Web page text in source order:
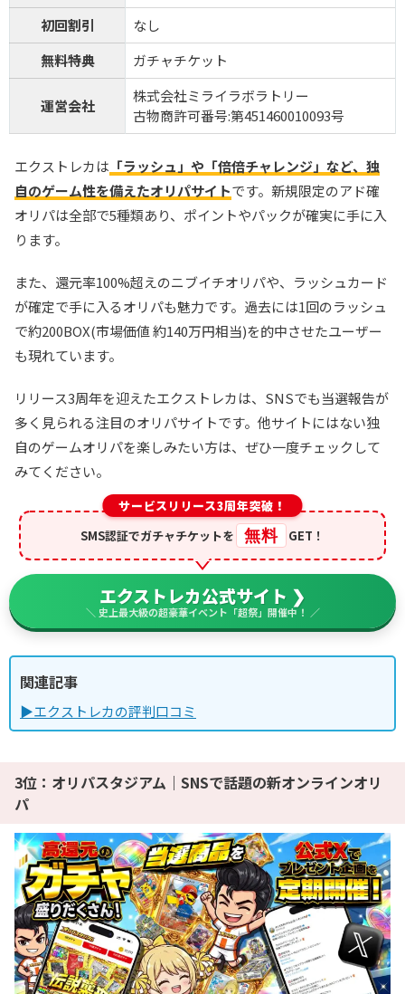
初回割引
なし
無料特典
ガチャチケット
運営会社
株式会社ミライラボラトリー
古物商許可番号:第451460010093号
エクストレカは 「ラッシュ」や「倍倍チャレンジ」など、独
自のゲーム性を備えたオリパサイトです。新規限定のアド確
オリパは全部で5種類あり、ポイントやパックが確実に手に入
ります。
また、還元率100%超えのニブイチオリパや、ラッシュカード
が確定で手に入るオリパも魅力です。過去には1回のラッシュ
で約200BOX(市場価値 約140万円相当)を的中させたユーザー
も現れています。
リリース3周年を迎えたエクストレカは、SNSでも当選報告が
多く見られる注目のオリパサイトです。他サイトにはない独
自のゲームオリパを楽しみたい方は、ぜひ一度チェックして
みてください。
サービスリリース3周年突破！
SMS認証でガチャチケットを
無料 GET！
エクストレカ公式サイト ❯
＼ 史上最大級の超豪華イベント「超祭」開催中！ ／
関連記事
▶エクストレカの評判口コミ
3位：オリパスタジアム｜SNSで話題の新オンラインオリ
パ